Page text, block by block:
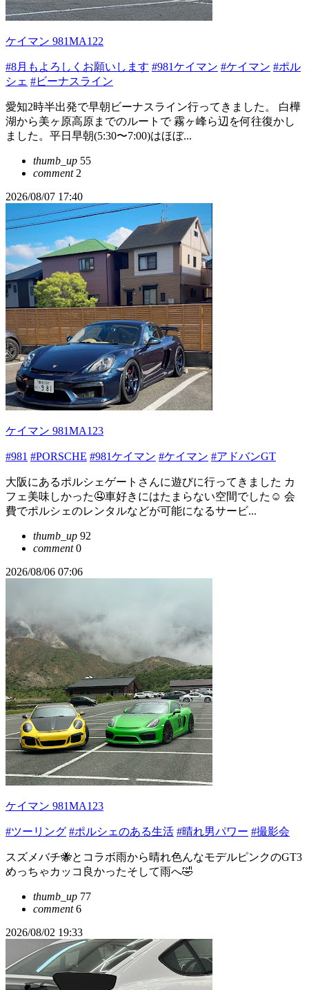
ケイマン 981MA122
#8月もよろしくお願いします #981ケイマン #ケイマン #ポル
シェ #ビーナスライン
愛知2時半出発で早朝ビーナスライン行ってきました。 白樺
湖から美ヶ原高原までのルートで 霧ヶ峰ら辺を何往復かし
ました。平日早朝(5:30〜7:00)はほぼ...
thumb_up 55
comment2
2026/08/07 17:40
ケイマン 981MA123
#981 #PORSCHE #981ケイマン #ケイマン #アドバンGT
大阪にあるポルシェゲートさんに遊びに行ってきました カ
フェ美味しかった🤤車好きにはたまらない空間でした☺️ 会
費でポルシェのレンタルなどが可能になるサービ...
thumb_up 92
comment0
2026/08/06 07:06
ケイマン 981MA123
#ツーリング #ポルシェのある生活 #晴れ男パワー #撮影会
スズメバチ🐝とコラボ雨から晴れ色んなモデルピンクのGT3
めっちゃカッコ良かったそして雨へ🤣
thumb_up 77
comment6
2026/08/02 19:33